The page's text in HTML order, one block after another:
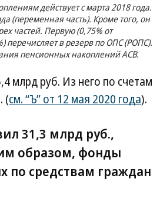
действует с марта 2018 года.
(переменная часть). Кроме того, он
частей. Первую (0,75% от
перечисляет в резерв по ОПС (РОПС).
пенсионных накоплений АСВ.
млрд руб. Из него по счетам
(см. “Ъ” от 12 мая 2020 года).
31,3 млрд руб.,
образом, фонды
по средствам граждан